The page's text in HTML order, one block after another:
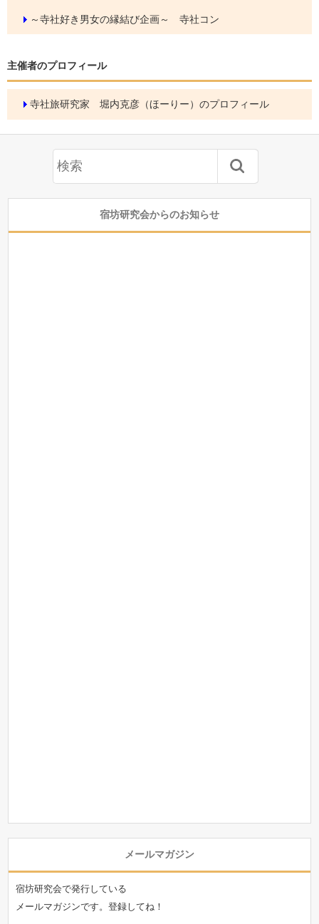
～寺社好き男女の縁結び企画～ 寺社コン
主催者のプロフィール
寺社旅研究家 堀内克彦（ほーりー）のプロフィール
宿坊研究会からのお知らせ
メールマガジン
宿坊研究会で発行している
メールマガジンです。登録してね！